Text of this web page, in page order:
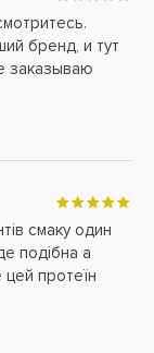
бренд, и тут
заказываю
смаку один
подібна а
протеїн